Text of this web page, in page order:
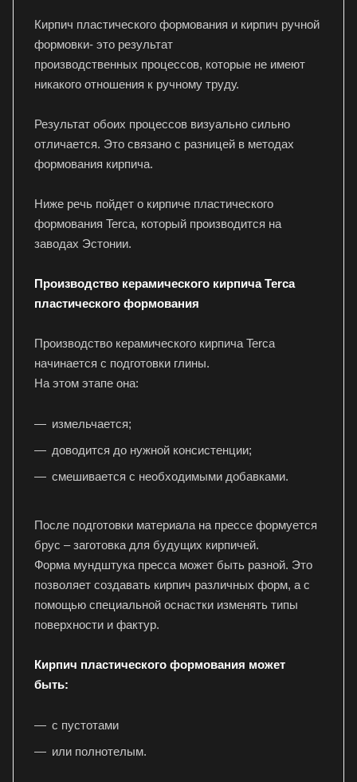
Кирпич пластического формования и кирпич ручной
формовки- это результат
производственных процессов, которые не имеют
никакого отношения к ручному труду.
Результат обоих процессов визуально сильно
отличается. Это связано с разницей в методах
формования кирпича.
Ниже речь пойдет о кирпиче пластического
формования Terca, который производится на
заводах Эстонии.
Производство керамического кирпича Terca
пластического формования
Производство керамического кирпича Terca
начинается с подготовки глины.
На этом этапе она:
измельчается;
доводится до нужной консистенции;
смешивается с необходимыми добавками.
После подготовки материала на прессе формуется
брус – заготовка для будущих кирпичей.
Форма мундштука пресса может быть разной. Это
позволяет создавать кирпич различных форм, а с
помощью специальной оснастки изменять типы
поверхности и фактур.
Кирпич пластического формования может
быть:
с пустотами
или полнотелым.